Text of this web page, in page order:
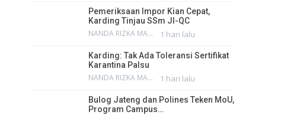
Pemeriksaan Impor Kian Cepat,
Karding Tinjau SSm JI-QC
NANDA RIZKA MAHENDRA 1 hari lalu
Karding: Tak Ada Toleransi Sertifikat
Karantina Palsu
NANDA RIZKA MAHENDRA 1 hari lalu
Bulog Jateng dan Polines Teken MoU,
Program Campus…